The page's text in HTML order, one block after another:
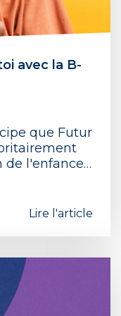
avec la B-
que Futur
de l'enfance…
Lire l'article